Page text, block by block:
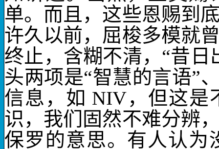
单。而且，这些恩赐到
许久以前，屈梭多模就
终止，含糊不清，“昔
头两项是“智慧的言语”
信息 ，如 NIV，但这是
识 ，我们固然不难分辨
保罗的意思。有人认为